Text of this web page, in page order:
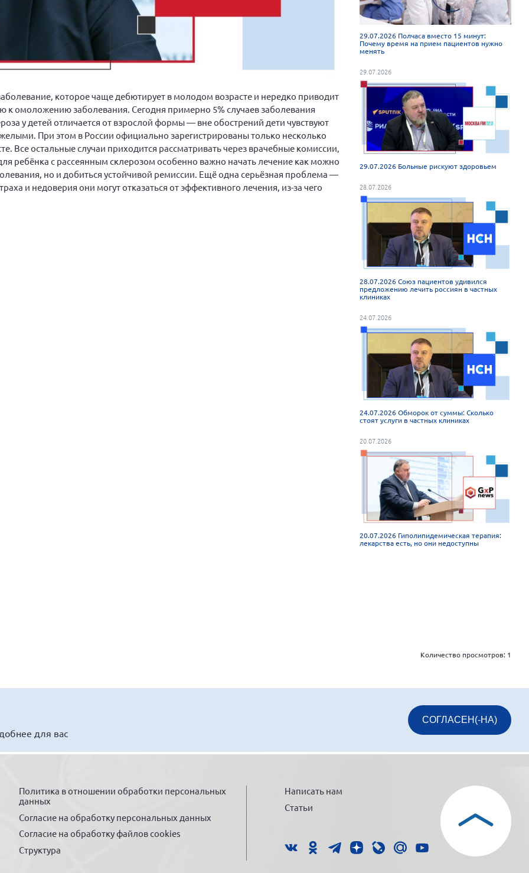
которое чаще дебютирует в молодом возрасте и нередко приводит
омоложению заболевания. Сегодня примерно 5% случаев заболевания
у детей отличается от взрослой формы — вне обострений дети чувствуют
При этом в России официально зарегистрированы только несколько
Все остальные случаи приходится рассматривать через врачебные комиссии,
ребёнка с рассеянным склерозом особенно важно начать лечение как можно
но и добиться устойчивой ремиссии. Ещё одна серьёзная проблема —
и недоверия они могут отказаться от эффективного лечения, из-за чего
29.07.2026 Полчаса вместо 15 минут:
Почему время на прием пациентов нужно
менять
29.07.2026
29.07.2026 Больные рискуют здоровьем
28.07.2026
28.07.2026 Союз пациентов удивился
предложению лечить россиян в частных
клиниках
24.07.2026
24.07.2026 Обморок от суммы: Сколько
стоят услуги в частных клиниках
20.07.2026
20.07.2026 Гиполипидемическая терапия:
лекарства есть, но они недоступны
Количество просмотров: 1
для вас
СОГЛАСЕН(-НА)
Политика в отношении обработки персональных
данных
Согласие на обработку персональных данных
Согласие на обработку файлов cookies
Структура
Написать нам
Статьи